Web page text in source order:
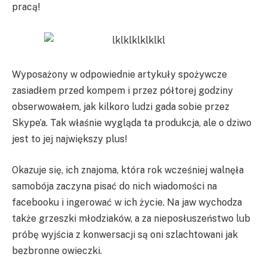
pracą!
Wyposażony w odpowiednie artykuły spożywcze
zasiadłem przed kompem i przez półtorej godziny
obserwowałem, jak kilkoro ludzi gada sobie przez
Skype’a. Tak właśnie wygląda ta produkcja, ale o dziwo
jest to jej największy plus!
Okazuje się, ich znajoma, która rok wcześniej walnęła
samobója zaczyna pisać do nich wiadomości na
facebooku i ingerować w ich życie. Na jaw wychodza
także grzeszki młodziaków, a za nieposłuszeństwo lub
próbę wyjścia z konwersacji są oni szlachtowani jak
bezbronne owieczki.